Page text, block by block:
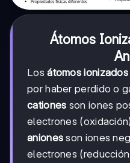
Átomos
Losátomos ionizados
por haber perdido o
cationes son iones
electrones
aniones son iones
electrones